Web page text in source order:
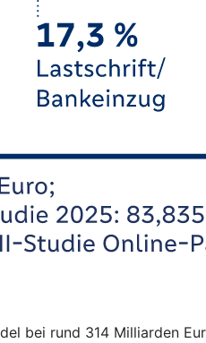
bei rund 314 Milliarden